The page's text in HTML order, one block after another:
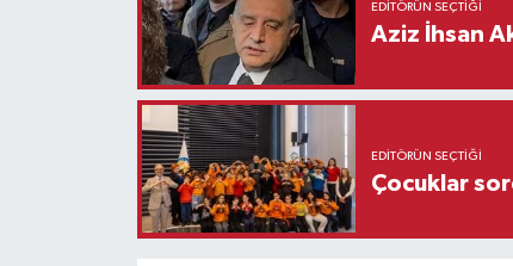
EDITÖRÜN SEÇTIĞI
Aziz İhsan
EDITÖRÜN SEÇTIĞI
Çocuklar